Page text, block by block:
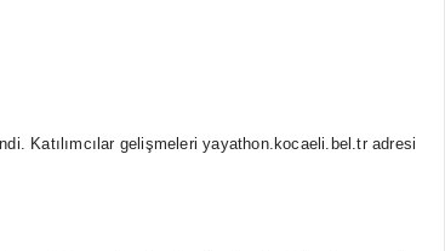
Katılımcılar gelişmeleri yayathon.kocaeli.bel.tr adresi